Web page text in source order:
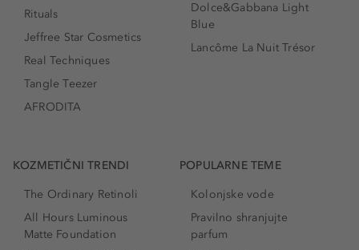
Rituals
Jeffree Star Cosmetics
Real Techniques
Tangle Teezer
AFRODITA
Dolce&Gabbana Light
Blue
Lancôme La Nuit Trésor
KOZMETIČNI TRENDI
The Ordinary Retinoli
All Hours Luminous
Matte Foundation
POPULARNE TEME
Kolonjske vode
Pravilno shranjujte
parfum